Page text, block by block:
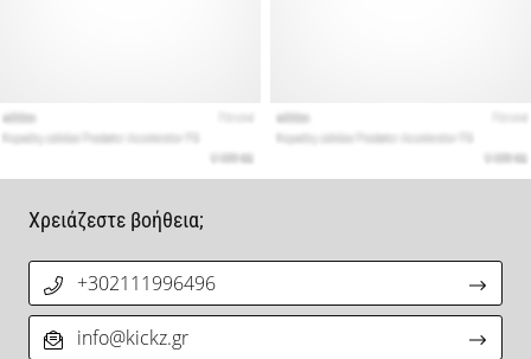
Χρειάζεστε βοήθεια;
+302111996496
info@kickz.gr